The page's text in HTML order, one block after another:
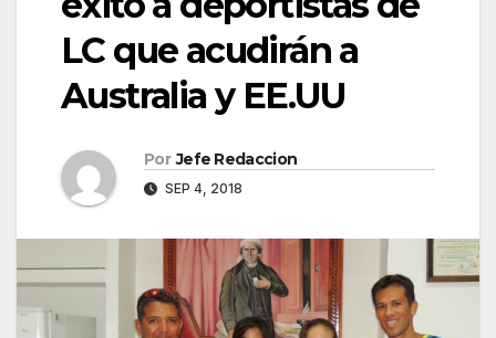
LC que acudirán a
Australia y EE.UU
Por Jefe Redaccion
SEP 4, 2018